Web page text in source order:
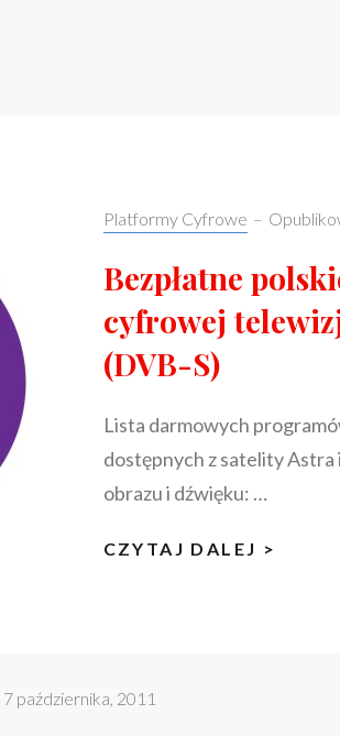
Categories:
Platformy Cyfrowe –
Bezpłatne
cyfrowej
(DVB-S)
Lista darmowych
dostępnych z satelity
obrazu i dźwięku: …
CZYTAJ DALEJ >
7 października, 2011